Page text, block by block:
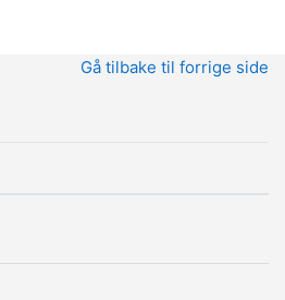
Gå tilbake til forrige side